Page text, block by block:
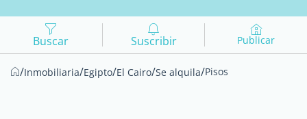
Buscar Suscribir Publicar
/Inmobiliaria/Egipto/El Cairo/Se alquila/Pisos